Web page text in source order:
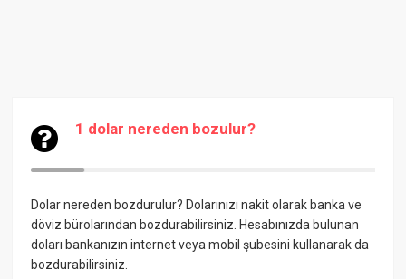
1 dolar nereden bozulur?
Dolar nereden bozdurulur? Dolarınızı nakit olarak banka ve
döviz bürolarından bozdurabilirsiniz. Hesabınızda bulunan
doları bankanızın internet veya mobil şubesini kullanarak da
bozdurabilirsiniz.